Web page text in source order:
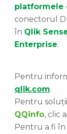
platformele
conectorul
în Qlik
Enterprise.
Pentru
qlik.com.
Pentru soluții
QQinfo, clic
Pentru a fi